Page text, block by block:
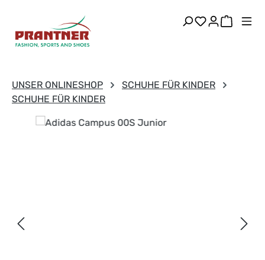
Zum Hauptinhalt springen
Du hast 0
UNSER ONLINESHOP
SCHUHE FÜR KINDER
SCHUHE FÜR KINDER
Bildergalerie überspringen